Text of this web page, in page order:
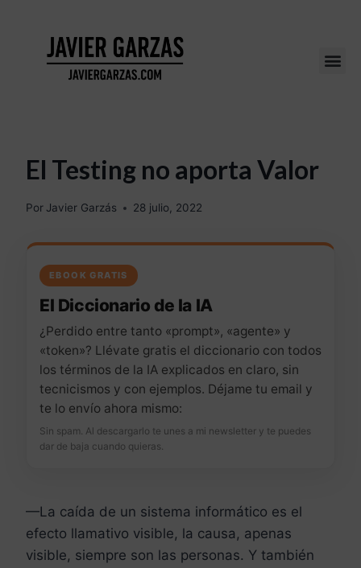
El Testing no aporta Valor
Por Javier Garzás 28 julio, 2022
EBOOK GRATIS
El Diccionario de la IA
¿Perdido entre tanto «prompt», «agente» y
«token»? Llévate gratis el diccionario con todos
los términos de la IA explicados en claro, sin
tecnicismos y con ejemplos. Déjame tu email y
te lo envío ahora mismo:
Sin spam. Al descargarlo te unes a mi newsletter y te puedes
dar de baja cuando quieras.
—La caída de un sistema informático es el
efecto llamativo visible, la causa, apenas
visible, siempre son las personas. Y también